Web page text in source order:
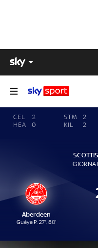
CEL
2
HEA
0
STM
2
KIL
2
Aberdeen
Guèye P. 27', 80'